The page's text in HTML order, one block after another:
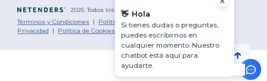
2026. Todos los derechos reservados
Términos y Condiciones | Política de personalización
Política de
Privacidad | Política de Cookies
👋 Hola
Si tienes dudas o preguntas,
puedes escribirnos en
cualquier momento. Nuestro
chatbot está aquí para
ayudarte.